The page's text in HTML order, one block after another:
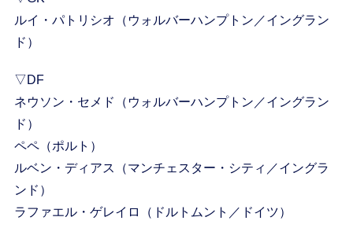
ルイ・パトリシオ（ウォルバーハンプトン／イングラン
ド）
▽DF
ネウソン・セメド（ウォルバーハンプトン／イングラン
ド）
ペペ（ポルト）
ルベン・ディアス（マンチェスター・シティ／イングラ
ンド）
ラファエル・ゲレイロ（ドルトムント／ドイツ）